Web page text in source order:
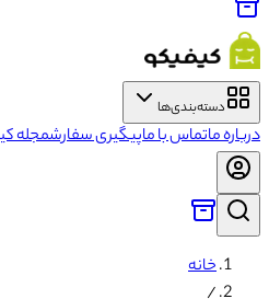
دسته‌بندی‌ها
درباره ماتماس با ماپیگیری سفارشمجله
خانه